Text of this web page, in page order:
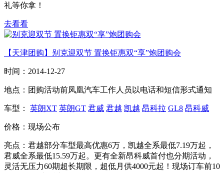
礼等你拿！
去看看
【天津团购】别克迎双节 置换钜惠双“享”炮团购会
时间： 2014-12-27
地点： 团购活动前凤凰汽车工作人员以电话和短信形式通知
车型： 英朗XT 英朗GT 君威 君越 凯越 昂科拉 GL8 昂科威
价格： 现场公布
亮点： 君越部分车型最高优惠6万，凯越全系最低7.19万起，
君威全系最低15.59万起。更有全新昂科威首付也分期活动，
灵活无压力60期超长期限，超低月供4000元起！现场订车前10